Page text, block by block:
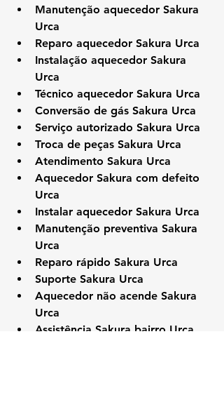
Manutenção aquecedor Sakura
Urca
Reparo aquecedor Sakura Urca
Instalação aquecedor Sakura
Urca
Técnico aquecedor Sakura Urca
Conversão de gás Sakura Urca
Serviço autorizado Sakura Urca
Troca de peças Sakura Urca
Atendimento Sakura Urca
Aquecedor Sakura com defeito
Urca
Instalar aquecedor Sakura Urca
Manutenção preventiva Sakura
Urca
Reparo rápido Sakura Urca
Suporte Sakura Urca
Aquecedor não acende Sakura
Urca
Assistência Sakura bairro Urca